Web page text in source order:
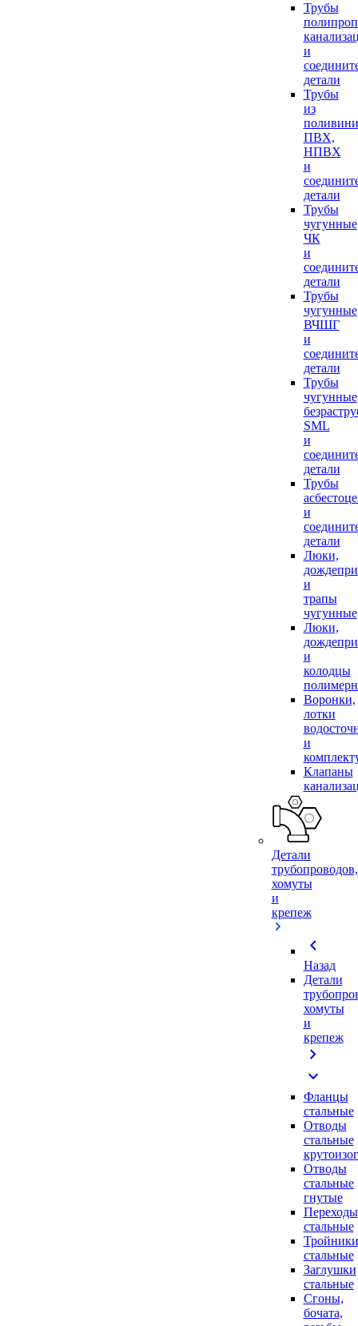
Трубы
и
детали
Трубы
из
ПВХ,
НПВХ
и
детали
Трубы
чугунные
ЧК
и
детали
Трубы
чугунные
ВЧШГ
и
детали
Трубы
чугунные
SML
и
детали
Трубы
и
детали
Люки,
и
трапы
чугунные
Люки,
и
колодцы
Воронки,
лотки
и
Клапаны
Детали
трубопроводов,
хомуты
и
крепеж
chevron_left
Назад
Детали
хомуты
и
крепеж
chevron_right
expand_more
Фланцы
стальные
Отводы
стальные
Отводы
стальные
гнутые
Переходы
стальные
Тройники
стальные
Заглушки
стальные
Сгоны,
бочата,